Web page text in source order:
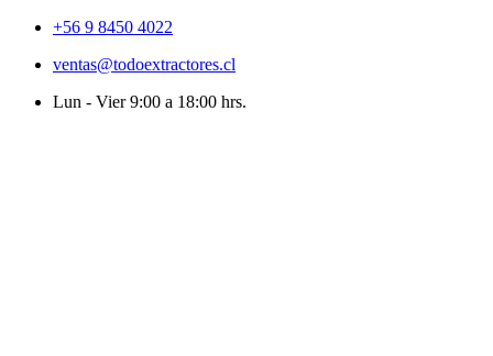
+56 9 8450 4022
ventas@todoextractores.cl
Lun - Vier 9:00 a 18:00 hrs.